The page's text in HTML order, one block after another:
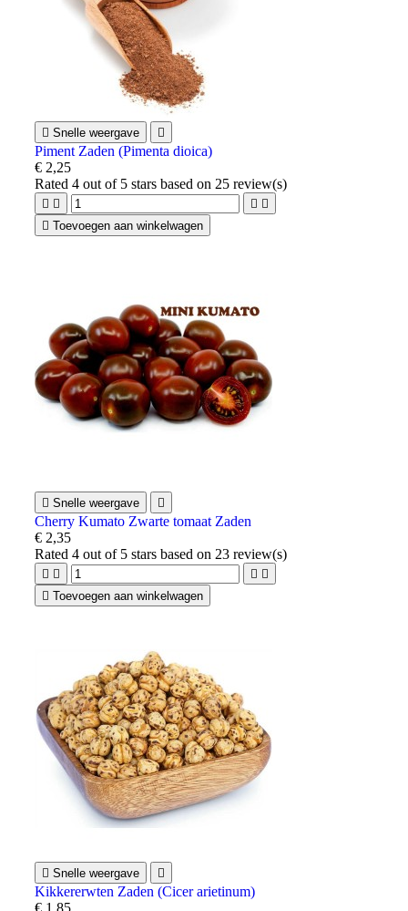
 Snelle weergave 
Piment Zaden (Pimenta dioica)
€ 2,25
Rated4 out of 5 stars based on 25 review(s)
   
 Toevoegen aan winkelwagen
 Snelle weergave 
Cherry Kumato Zwarte tomaat Zaden
€ 2,35
Rated4 out of 5 stars based on 23 review(s)
   
 Toevoegen aan winkelwagen
 Snelle weergave 
Kikkererwten Zaden (Cicer arietinum)
€ 1,85